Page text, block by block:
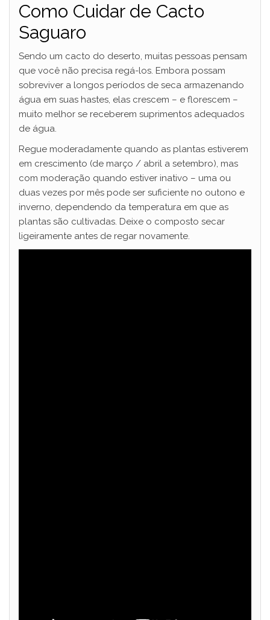
Como Cuidar de Cacto
Saguaro
Sendo um cacto do deserto, muitas pessoas pensam
que você não precisa regá-los. Embora possam
sobreviver a longos períodos de seca armazenando
água em suas hastes, elas crescem – e florescem –
muito melhor se receberem suprimentos adequados
de água.
Regue moderadamente quando as plantas estiverem
em crescimento (de março / abril a setembro), mas
com moderação quando estiver inativo – uma ou
duas vezes por mês pode ser suficiente no outono e
inverno, dependendo da temperatura em que as
plantas são cultivadas. Deixe o composto secar
ligeiramente antes de regar novamente.